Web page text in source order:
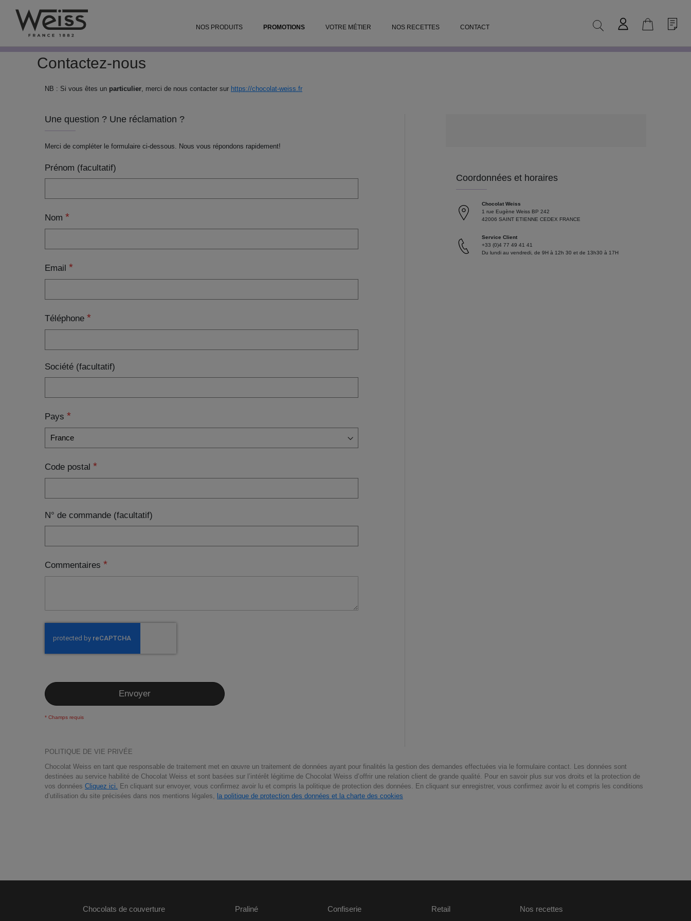
L'univers Weiss pour les particuliers
NOS PRODUITS PROMOTIONS VOTRE MÉTIER NOS RECETTES CONTACT
Contactez-nous
NB : Si vous êtes un particulier, merci de nous contacter sur https://chocolat-weiss.fr
Une question ? Une réclamation ?
Merci de compléter le formulaire ci-dessous. Nous vous répondons rapidement!
Prénom (facultatif)
Nom
Email
Téléphone
Société (facultatif)
Pays
Code postal
N° de commande (facultatif)
Commentaires
Envoyer
Coordonnées et horaires
Chocolat Weiss
1 rue Eugène Weiss BP 242
42006 SAINT ETIENNE CEDEX FRANCE
Service Client
+33 (0)4 77 49 41 41
Du lundi au vendredi, de 9H à 12h 30 et de 13h30 à 17H
POLITIQUE DE VIE PRIVÉE
Chocolat Weiss en tant que responsable de traitement met en œuvre un traitement de données ayant pour finalités la gestion des demandes effectuées via le formulaire contact. Les données sont
destinées au service habilité de Chocolat Weiss et sont basées sur l’intérêt légitime de Chocolat Weiss d’offrir une relation client de grande qualité. Pour en savoir plus sur vos droits et la protection de
vos données Cliquez ici. En cliquant sur envoyer, vous confirmez avoir lu et compris la politique de protection des données. En cliquant sur enregistrer, vous confirmez avoir lu et compris les conditions
d’utilisation du site précisées dans nos mentions légales, la politique de protection des données et la charte des cookies
Chocolats de couverture Praliné Confiserie Retail Nos recettes